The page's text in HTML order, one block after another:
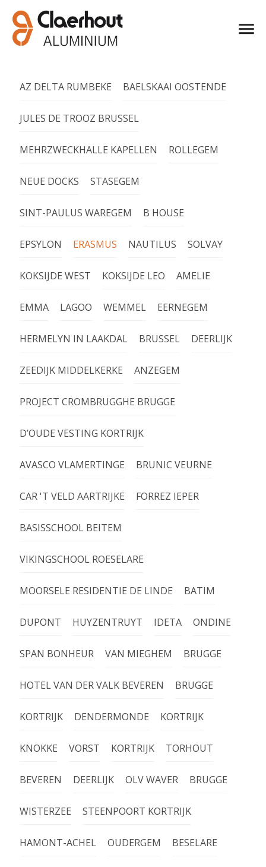
AZ DELTA RUMBEKE BAELSKAAI OOSTENDE
JULES DE TROOZ BRUSSEL
MEHRZWECKHALLE KAPELLEN ROLLEGEM
NEUE DOCKS STASEGEM
SINT-PAULUS WAREGEM B HOUSE
EPSYLON ERASMUS NAUTILUS SOLVAY
KOKSIJDE WEST KOKSIJDE LEO AMELIE
EMMA LAGOO WEMMEL EERNEGEM
HERMELYN IN LAAKDAL BRUSSEL DEERLIJK
ZEEDIJK MIDDELKERKE ANZEGEM
PROJECT CROMBRUGGHE BRUGGE
D’OUDE VESTING KORTRIJK
AVASCO VLAMERTINGE BRUNIC VEURNE
CAR 'T VELD AARTRIJKE FORREZ IEPER
BASISSCHOOL BEITEM
VIKINGSCHOOL ROESELARE
MOORSELE RESIDENTIE DE LINDE BATIM
DUPONT HUYZENTRUYT IDETA ONDINE
SPAN BONHEUR VAN MIEGHEM BRUGGE
HOTEL VAN DER VALK BEVEREN BRUGGE
KORTRIJK DENDERMONDE KORTRIJK
KNOKKE VORST KORTRIJK TORHOUT
BEVEREN DEERLIJK OLV WAVER BRUGGE
WISTERZEE STEENPOORT KORTRIJK
HAMONT-ACHEL OUDERGEM BESELARE